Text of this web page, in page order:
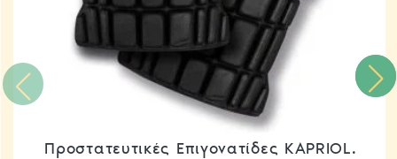
Προστατευτικές Επιγονατίδες KAPRIOL.